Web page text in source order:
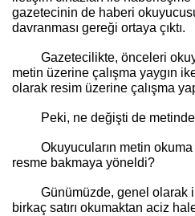
gazetecinin de haberi
davranması gereği ortaya çıktı.
Gazetecilikte, önceleri
metin üzerine çalışma yaygın
olarak resim üzerine çalışma
Peki, ne değişti de
Okuyucuların metin okuma
resme bakmaya yöneldi?
Günümüzde, genel olarak
birkaç satırı okumaktan aciz